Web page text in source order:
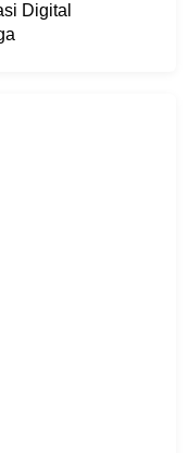
Digital